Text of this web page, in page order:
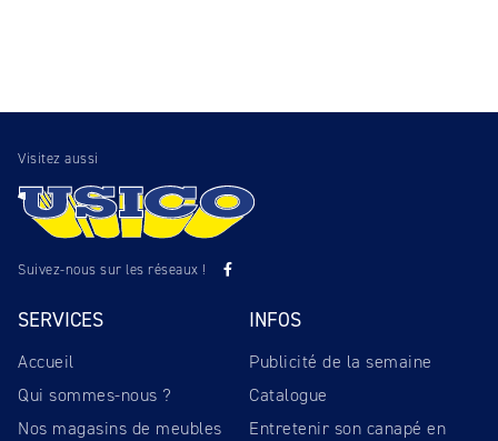
Visitez aussi
Suivez-nous sur les réseaux !
SERVICES
Accueil
Qui sommes-nous ?
Nos magasins de meubles
INFOS
Publicité de la semaine
Catalogue
Entretenir son canapé en